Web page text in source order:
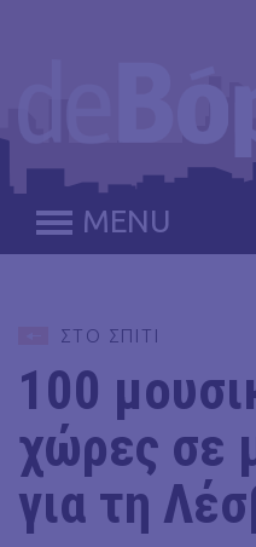
MENU
ΣΤΟ ΣΠΙΤΙ
100
χώρες σε
για τη